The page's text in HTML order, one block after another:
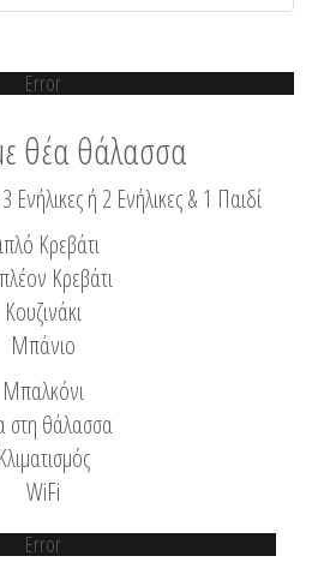
Error
θέα θάλασσα
Ενήλικες ή 2 Ενήλικες & 1 Παιδί
Κρεβάτι
Κρεβάτι
Κουζινάκι
Μπάνιο
Μπαλκόνι
στη θάλασσα
Κλιματισμός
WiFi
Error